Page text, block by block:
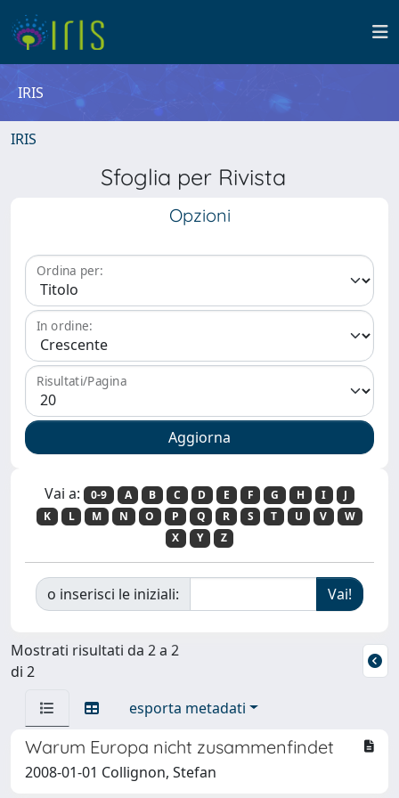
IRIS
IRIS
Sfoglia per Rivista
Opzioni
Ordina per:
In ordine:
Risultati/Pagina
Vai a: 0-9 A B C D E F G H I
J
K
L M N O P Q R S T U V
W
X
Y Z
o inserisci le iniziali:
Mostrati risultati da 2 a 2
di 2
esporta metadati
Warum Europa nicht zusammenfindet
2008-01-01 Collignon, Stefan